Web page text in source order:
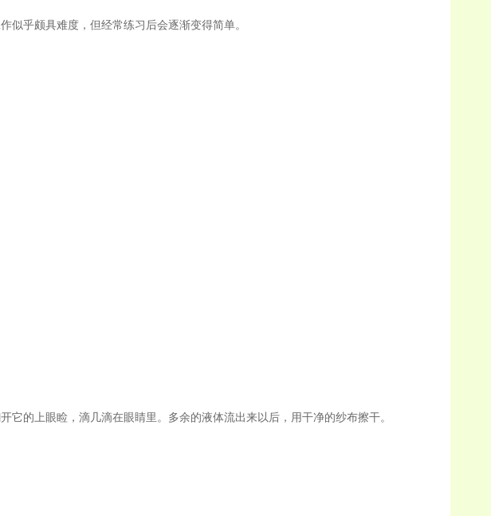
乎颇具难度，但经常练习后会逐渐变得简单。
的上眼睑，滴几滴在眼睛里。多余的液体流出来以后，用干净的纱布擦干。